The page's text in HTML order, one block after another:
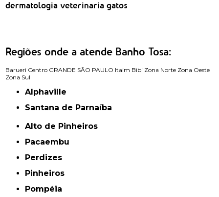
dermatologia veterinaria gatos
Regiões onde a atende Banho Tosa:
Barueri Centro GRANDE SÃO PAULO Itaim Bibi Zona Norte Zona Oeste
Zona Sul
Alphaville
Santana de Parnaíba
Alto de Pinheiros
Pacaembu
Perdizes
Pinheiros
Pompéia